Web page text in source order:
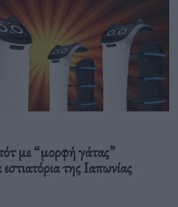
με “μορφή γάτας”
της Ιαπωνίας